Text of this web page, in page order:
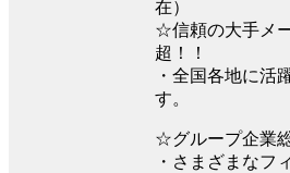
在）
☆信頼の大手メ
超！！
・全国各地に活
す。
☆グループ企業
・さまざまなフ